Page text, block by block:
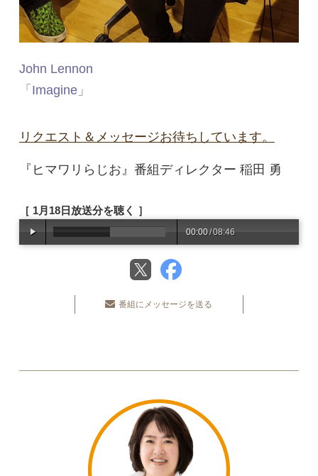
John Lennon
「Imagine」
リクエスト＆メッセージお待ちしています。
『ヒマワリらじお』番組ディレクター 稲田 勇
［ 1月18日放送分を聴く ］
00:00/08:46
番組にメッセージを送る